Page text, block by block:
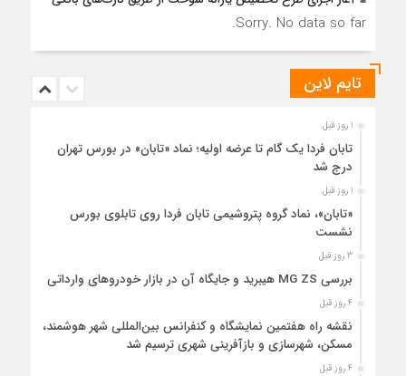
Sorry. No data so far.
تایم لاین
1 روز قبل
تابان فردا یک گام تا عرضه اولیه؛ نماد «تابان» در بورس تهران
درج شد
1 روز قبل
«تابان»، نماد گروه پتروشیمی تابان فردا روی تابلوی بورس
نشست
3 روز قبل
بررسی MG ZS هیبرید و جایگاه آن در بازار خودروهای وارداتی
4 روز قبل
نقشه راه هفتمین نمایشگاه و کنفرانس بین‌المللی شهر هوشمند،
مسکن، شهرسازی و بازآفرینی شهری ترسیم شد
4 روز قبل